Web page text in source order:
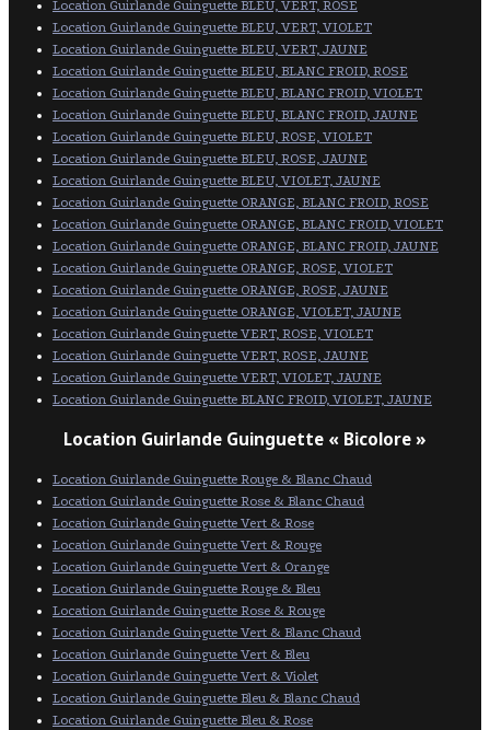
Location Guirlande Guinguette BLEU, VERT, ROSE
Location Guirlande Guinguette BLEU, VERT, VIOLET
Location Guirlande Guinguette BLEU, VERT, JAUNE
Location Guirlande Guinguette BLEU, BLANC FROID, ROSE
Location Guirlande Guinguette BLEU, BLANC FROID, VIOLET
Location Guirlande Guinguette BLEU, BLANC FROID, JAUNE
Location Guirlande Guinguette BLEU, ROSE, VIOLET
Location Guirlande Guinguette BLEU, ROSE, JAUNE
Location Guirlande Guinguette BLEU, VIOLET, JAUNE
Location Guirlande Guinguette ORANGE, BLANC FROID, ROSE
Location Guirlande Guinguette ORANGE, BLANC FROID, VIOLET
Location Guirlande Guinguette ORANGE, BLANC FROID, JAUNE
Location Guirlande Guinguette ORANGE, ROSE, VIOLET
Location Guirlande Guinguette ORANGE, ROSE, JAUNE
Location Guirlande Guinguette ORANGE, VIOLET, JAUNE
Location Guirlande Guinguette VERT, ROSE, VIOLET
Location Guirlande Guinguette VERT, ROSE, JAUNE
Location Guirlande Guinguette VERT, VIOLET, JAUNE
Location Guirlande Guinguette BLANC FROID, VIOLET, JAUNE
Location Guirlande Guinguette « Bicolore »
Location Guirlande Guinguette Rouge & Blanc Chaud
Location Guirlande Guinguette Rose & Blanc Chaud
Location Guirlande Guinguette Vert & Rose
Location Guirlande Guinguette Vert & Rouge
Location Guirlande Guinguette Vert & Orange
Location Guirlande Guinguette Rouge & Bleu
Location Guirlande Guinguette Rose & Rouge
Location Guirlande Guinguette Vert & Blanc Chaud
Location Guirlande Guinguette Vert & Bleu
Location Guirlande Guinguette Vert & Violet
Location Guirlande Guinguette Bleu & Blanc Chaud
Location Guirlande Guinguette Bleu & Rose